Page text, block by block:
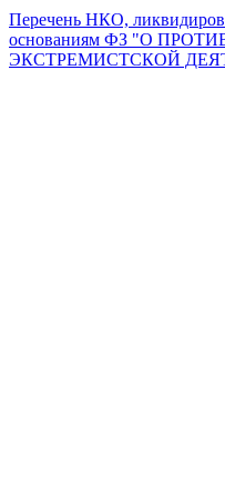
Перечень НКО,
основаниям ФЗ "О
ЭКСТРЕМИСТСКОЙ